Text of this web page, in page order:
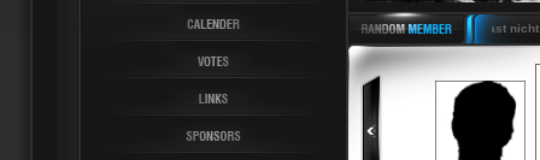
Latest News 6 Latest Last nicht